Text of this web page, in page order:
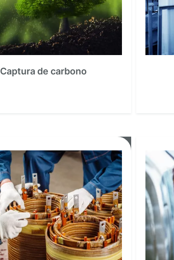
Captura de carbono